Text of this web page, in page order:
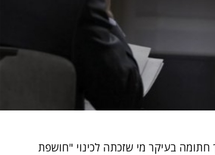
בעיקר מי שזכתה לכינוי "חושפת